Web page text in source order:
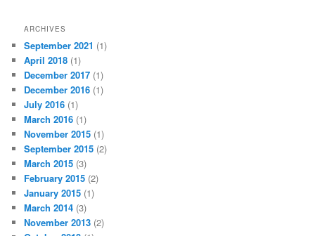
ARCHIVES
September 2021 (1)
April 2018 (1)
December 2017 (1)
December 2016 (1)
July 2016 (1)
March 2016 (1)
November 2015 (1)
September 2015 (2)
March 2015 (3)
February 2015 (2)
January 2015 (1)
March 2014 (3)
November 2013 (2)